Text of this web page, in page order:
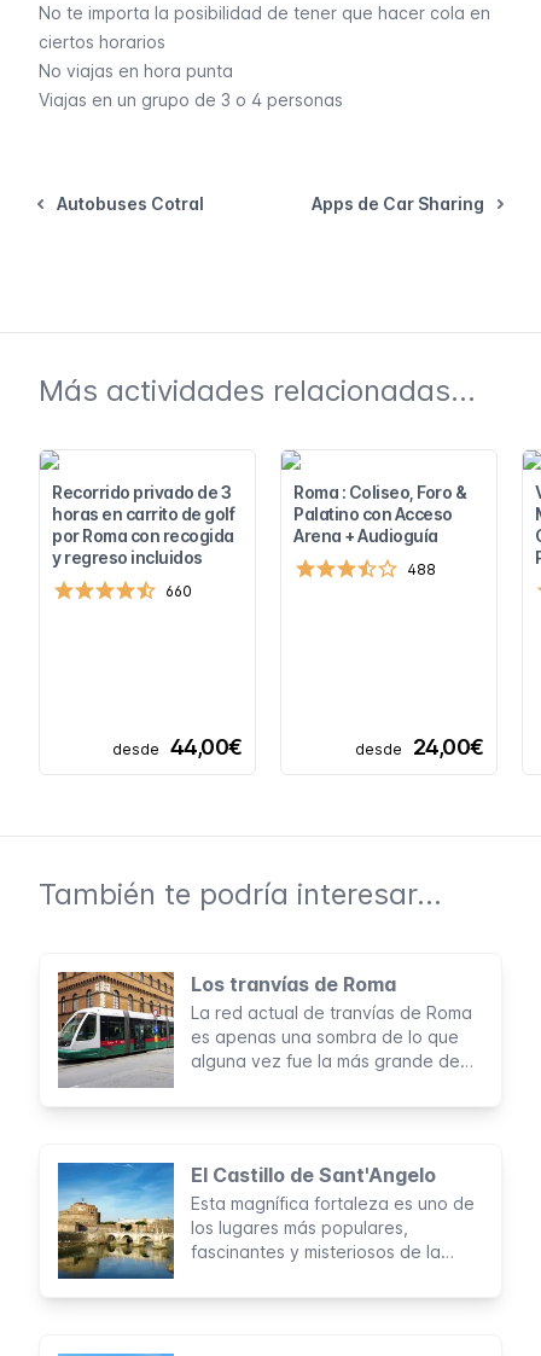
No te importa la posibilidad de tener que hacer cola en
ciertos horarios
No viajas en hora punta
Viajas en un grupo de 3 o 4 personas
Autobuses Cotral Apps de Car Sharing
Más actividades relacionadas...
Recorrido privado de 3
horas en carrito de golf
por Roma con recogida
y regreso incluidos
660
desde 44,00€
Roma : Coliseo, Foro &
Palatino con Acceso
Arena + Audioguía
488
desde 24,00€
También te podría interesar...
Los tranvías de Roma
La red actual de tranvías de Roma
es apenas una sombra de lo que
alguna vez fue la más grande de
cubre algunas zonas de la ciudad,
El Castillo de Sant'Angelo
Esta magnífica fortaleza es uno de
los lugares más populares,
fascinantes y misteriosos de la
su historia es posible descubrir los